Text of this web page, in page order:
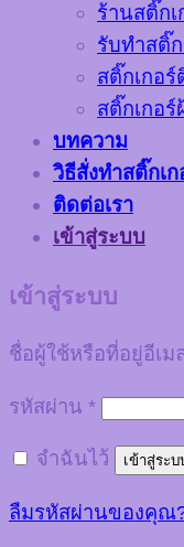
ร้านสติ๊กเ
รับทำสติ๊
สติ๊กเกอ
สติ๊กเกอ
บทความ
วิธีสั่งทำสติ๊กเก
ติดต่อเรา
เข้าสู่ระบบ
เข้าสู่ระบบ
ชื่อผู้ใช้หรือที่อยู่อีเม
รหัสผ่าน *
จำฉันไว้ เข้าสู่ระบ
ลืมรหัสผ่านของคุณ